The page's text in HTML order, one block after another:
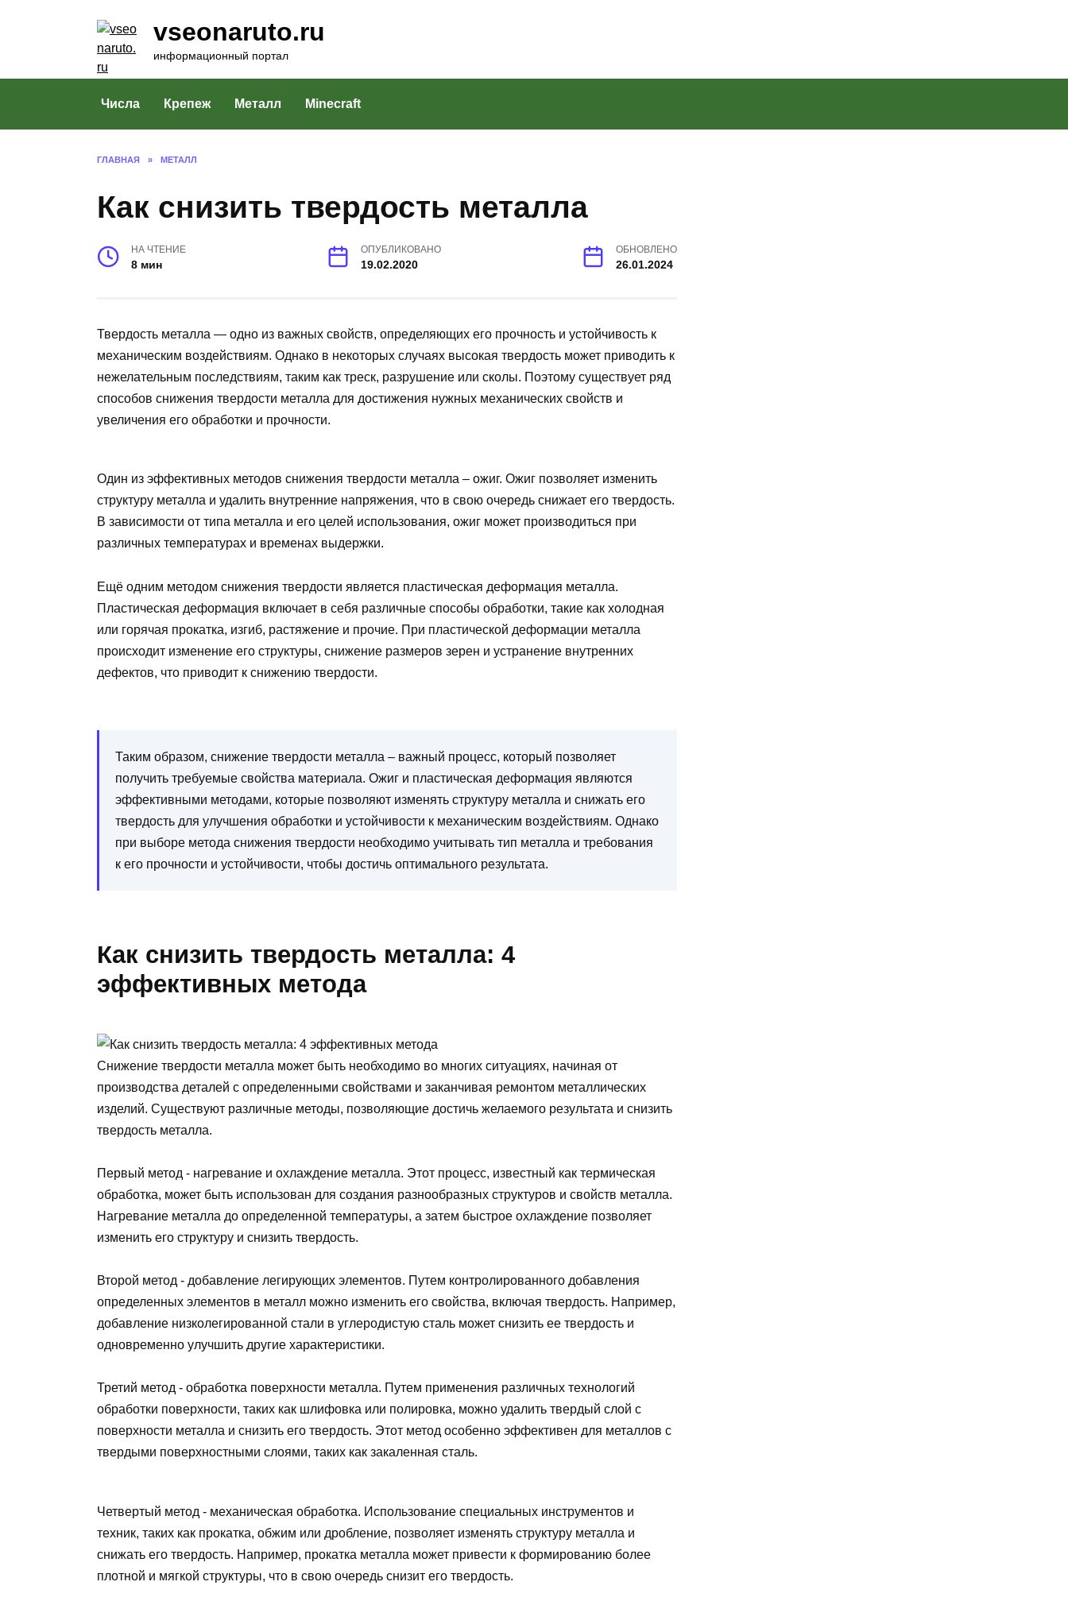
vseonaruto.ru
информационный портал
Числа Крепеж Металл Minecraft
ГЛАВНАЯ » МЕТАЛЛ
Как снизить твердость металла
НА ЧТЕНИЕ
8 мин
ОПУБЛИКОВАНО
19.02.2020
ОБНОВЛЕНО
26.01.2024
Твердость металла — одно из важных свойств, определяющих его прочность и устойчивость к
механическим воздействиям. Однако в некоторых случаях высокая твердость может приводить к
нежелательным последствиям, таким как треск, разрушение или сколы. Поэтому существует ряд
способов снижения твердости металла для достижения нужных механических свойств и
увеличения его обработки и прочности.
Один из эффективных методов снижения твердости металла – ожиг. Ожиг позволяет изменить
структуру металла и удалить внутренние напряжения, что в свою очередь снижает его твердость.
В зависимости от типа металла и его целей использования, ожиг может производиться при
различных температурах и временах выдержки.
Ещё одним методом снижения твердости является пластическая деформация металла.
Пластическая деформация включает в себя различные способы обработки, такие как холодная
или горячая прокатка, изгиб, растяжение и прочие. При пластической деформации металла
происходит изменение его структуры, снижение размеров зерен и устранение внутренних
дефектов, что приводит к снижению твердости.
Таким образом, снижение твердости металла – важный процесс, который позволяет
получить требуемые свойства материала. Ожиг и пластическая деформация являются
эффективными методами, которые позволяют изменять структуру металла и снижать его
твердость для улучшения обработки и устойчивости к механическим воздействиям. Однако
при выборе метода снижения твердости необходимо учитывать тип металла и требования
к его прочности и устойчивости, чтобы достичь оптимального результата.
Как снизить твердость металла: 4
эффективных метода
Снижение твердости металла может быть необходимо во многих ситуациях, начиная от
производства деталей с определенными свойствами и заканчивая ремонтом металлических
изделий. Существуют различные методы, позволяющие достичь желаемого результата и снизить
твердость металла.
Первый метод - нагревание и охлаждение металла. Этот процесс, известный как термическая
обработка, может быть использован для создания разнообразных структуров и свойств металла.
Нагревание металла до определенной температуры, а затем быстрое охлаждение позволяет
изменить его структуру и снизить твердость.
Второй метод - добавление легирующих элементов. Путем контролированного добавления
определенных элементов в металл можно изменить его свойства, включая твердость. Например,
добавление низколегированной стали в углеродистую сталь может снизить ее твердость и
одновременно улучшить другие характеристики.
Третий метод - обработка поверхности металла. Путем применения различных технологий
обработки поверхности, таких как шлифовка или полировка, можно удалить твердый слой с
поверхности металла и снизить его твердость. Этот метод особенно эффективен для металлов с
твердыми поверхностными слоями, таких как закаленная сталь.
Четвертый метод - механическая обработка. Использование специальных инструментов и
техник, таких как прокатка, обжим или дробление, позволяет изменять структуру металла и
снижать его твердость. Например, прокатка металла может привести к формированию более
плотной и мягкой структуры, что в свою очередь снизит его твердость.